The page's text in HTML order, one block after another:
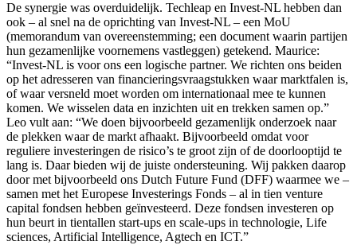
De synergie was overduidelijk. Techleap en Invest-NL hebben dan
ook – al snel na de oprichting van Invest-NL – een MoU
(memorandum van overeenstemming; een document waarin partijen
hun gezamenlijke voornemens vastleggen) getekend. Maurice:
“Invest-NL is voor ons een logische partner. We richten ons beiden
op het adresseren van financieringsvraagstukken waar marktfalen is,
of waar versneld moet worden om internationaal mee te kunnen
komen. We wisselen data en inzichten uit en trekken samen op.”
Leo vult aan: “We doen bijvoorbeeld gezamenlijk onderzoek naar
de plekken waar de markt afhaakt. Bijvoorbeeld omdat voor
reguliere investeringen de risico’s te groot zijn of de doorlooptijd te
lang is. Daar bieden wij de juiste ondersteuning. Wij pakken daarop
door met bijvoorbeeld ons Dutch Future Fund (DFF) waarmee we –
samen met het Europese Investerings Fonds – al in tien venture
capital fondsen hebben geïnvesteerd. Deze fondsen investeren op
hun beurt in tientallen start-ups en scale-ups in technologie, Life
sciences, Artificial Intelligence, Agtech en ICT.”